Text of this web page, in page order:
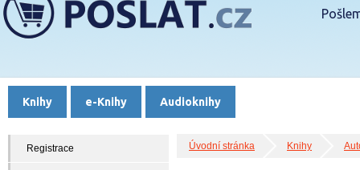
Knihy e-Knihy Audioknihy
Úvodní stránka Knihy
Registrace